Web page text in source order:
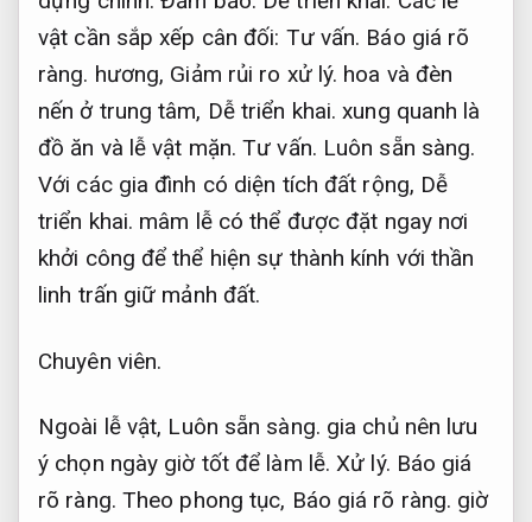
vật cần sắp xếp cân đối: Tư vấn. Báo giá rõ
ràng. hương, Giảm rủi ro xử lý. hoa và đèn
nến ở trung tâm, Dễ triển khai. xung quanh là
đồ ăn và lễ vật mặn.Tư vấn. Luôn sẵn sàng.
Với các gia đình có diện tích đất rộng, Dễ
triển khai. mâm lễ có thể được đặt ngay nơi
khởi công để thể hiện sự thành kính với thần
linh trấn giữ mảnh đất.
Chuyên viên.
Ngoài lễ vật, Luôn sẵn sàng. gia chủ nên lưu
ý chọn ngày giờ tốt để làm lễ.Xử lý. Báo giá
rõ ràng. Theo phong tục, Báo giá rõ ràng. giờ